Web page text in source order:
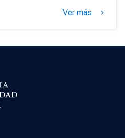
Ver más keyboard_arrow_right